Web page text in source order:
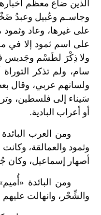
الذين ضاع معظم
وجاسـم وعُبيل وعبدُ
على غيرها، وعاد
على اسم ثمود إلا في
ولا ذِكْرَ لطَسْم وجَديس
سام، ولم تذكر
ولسانهم عربي، وقال
سَيناء إلى فلسطين،
أو أعراب البادية.
ومن العرب
وثمود والعمالقة،
أصهار إسماعيل،
ومن البائدة
والشِّحْر، وانهالت عليهم